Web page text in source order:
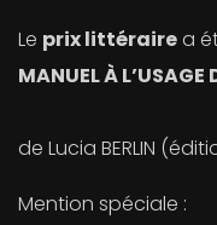
Le prix littérairea
MANUEL À L’USAGE
de Lucia BERLIN
Mention spéciale :